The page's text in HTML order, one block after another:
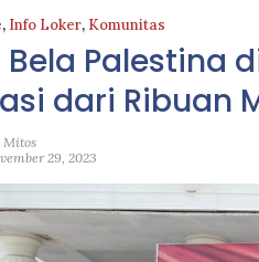
, Info Loker, Komunitas
Bela Palestina
dari Ribuan
Mitos
29, 2023